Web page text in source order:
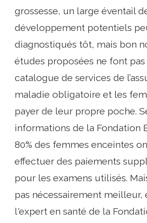
grossesse, un large éventail
développement potentiels
diagnostiqués tôt, mais bon
études proposées ne font
catalogue de services de
maladie obligatoire et les
payer de leur propre poche.
informations de la Fondation
80% des femmes enceintes
effectuer des paiements
pour les examens utilisés.
pas nécessairement meilleur,
l'expert en santé de la